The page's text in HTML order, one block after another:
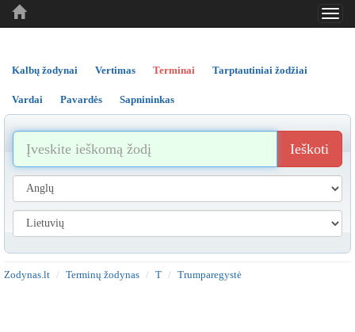
..
..
Kalbų žodynai Vertimas Terminai Tarptautiniai žodžiai
Vardai Pavardės Sapnininkas
Ieškoti
Zodynas.lt Terminų žodynas T Trumparegystė